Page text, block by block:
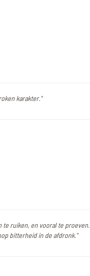
karakter."
te ruiken, en vooral te proeven.
bitterheid in de afdronk."